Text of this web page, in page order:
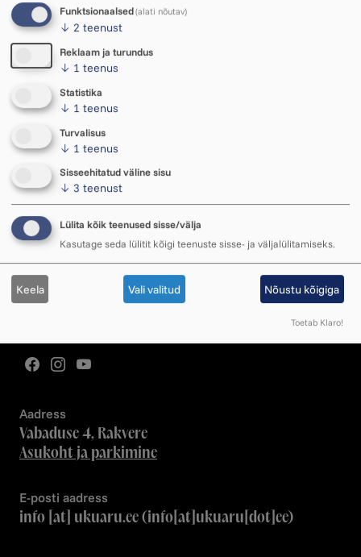
Avatud
T–L 11–18
P 11–15
Lisaks tund enne ja pärast sündmusi
Telefon
+372 5585 434
Vastame lahtiolekuaegadel
Töötajate kontaktid
Aadress
Vabaduse 4, Rakvere
Asukoht ja parkimine
E-posti aadress
info [at] ukuaru.ee(info[at]ukuaru[dot]ee)
Funktsionaalsed(alati nõutav)
↓ 2 teenust
Reklaam ja turundus
↓ 1 teenus
Statistika
↓ 1 teenus
Turvalisus
↓ 1 teenus
Sisseehitatud väline sisu
↓ 3 teenust
Lülita kõik teenused sisse/välja
Kasutage seda lülitit kõigi teenuste sisse- ja väljalülitamiseks.
Keela Vali valitud Nõustu kõigiga
Toetab Klaro!